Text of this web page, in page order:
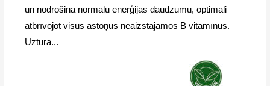
un nodrošina normālu enerģijas daudzumu, optimāli
atbrīvojot visus astoņus neaizstājamos B vitamīnus.
Uztura...